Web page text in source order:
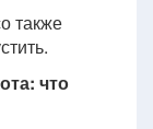
также
что